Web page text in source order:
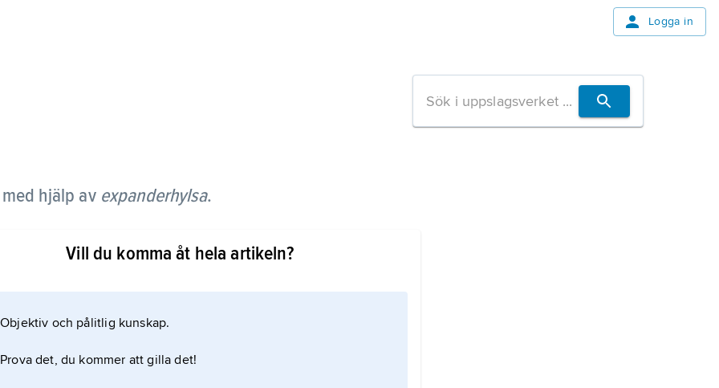
Logga in
hjälp av expanderhylsa.
förankring för bergbultar i gruvor och
används också som förankring för
anbringas på någon av de gängade ändarna
expanderar hylsan genom kilverkan mot
Vill du komma åt hela artikeln?
Objektiv och pålitlig kunskap.
Prova det, du kommer att gilla det!